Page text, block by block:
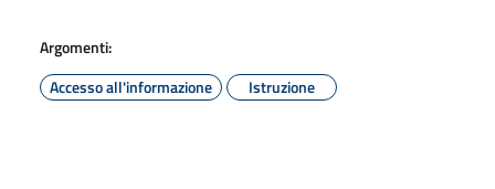
Argomenti:
Accesso all'informazione
Istruzione